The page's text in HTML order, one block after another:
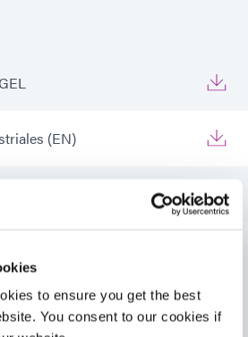
to ensure you get the best
You consent to our cookies if
(EN)
(Europa|EN)
electrónicos (EN)
VIEW MORE